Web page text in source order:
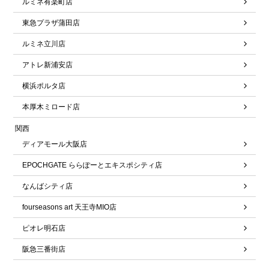
ルミネ有楽町店
東急プラザ蒲田店
ルミネ立川店
アトレ新浦安店
横浜ポルタ店
本厚木ミロード店
関西
ディアモール大阪店
EPOCHGATE ららぽーとエキスポシティ店
なんばシティ店
fourseasons art 天王寺MIO店
ピオレ明石店
阪急三番街店